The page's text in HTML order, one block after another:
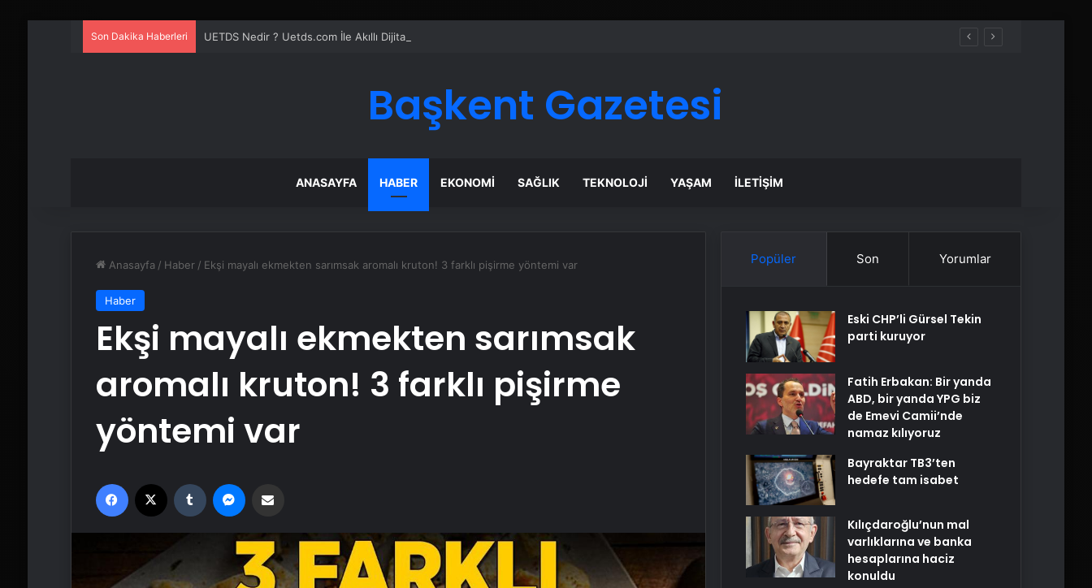
Son Dakika Haberleri UETDS Nedir ? Uetds.com İle Akıllı Dijital Taşımacılık Yazılımı
Başkent Gazetesi
ANASAYFA HABER EKONOMI SAĞLIK TEKNOLOJI YAŞAM İLETIŞIM
Anasayfa / Haber / Ekşi mayalı ekmekten sarımsak aromalı kruton! 3 farklı pişirme yöntemi var
Haber
Ekşi mayalı ekmekten sarımsak
aromalı kruton! 3 farklı pişirme
yöntemi var
Facebook Tumblr
Popüler Son Yorumlar
Eski CHP’li Gürsel Tekin
parti kuruyor
Fatih Erbakan: Bir yanda
ABD, bir yanda YPG biz
de Emevi Camii’nde
namaz kılıyoruz
Bayraktar TB3’ten
hedefe tam isabet
Kılıçdaroğlu’nun mal
varlıklarına ve banka
hesaplarına haciz
konuldu